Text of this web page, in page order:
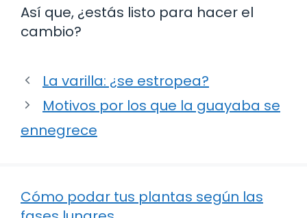
Así que, ¿estás listo para hacer el
cambio?
La varilla: ¿se estropea?
Motivos por los que la guayaba se
ennegrece
Cómo podar tus plantas según las